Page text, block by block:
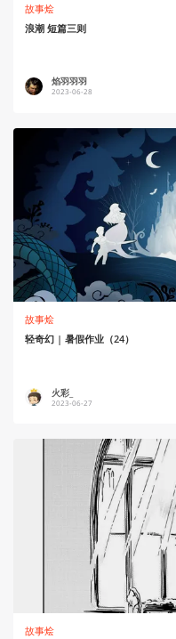
故事烩
浪潮 短篇三则
焰羽羽羽
2023-06-28
故事烩
轻奇幻 | 暑假作业（24）
火彩_
2023-06-27
故事烩